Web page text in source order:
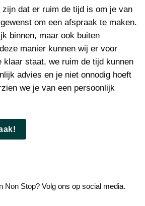
dat er ruim de tijd is om je van
om een afspraak te maken.
binnen, maar ook buiten
manier kunnen wij er voor
klaar staat, we ruim de tijd kunnen
advies en je niet onnodig hoeft
we je van een persoonlijk
Non Stop? Volg ons op social media.